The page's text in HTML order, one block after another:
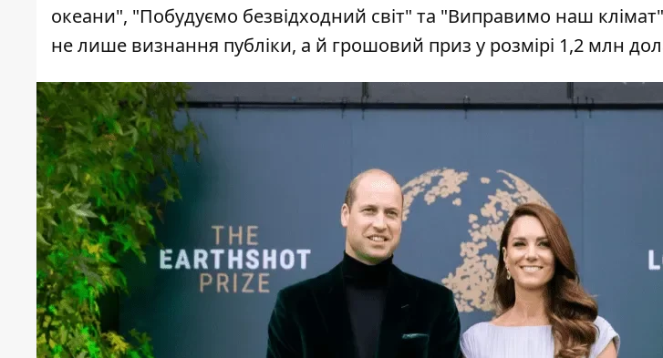
океани", "Побудуємо безвідходний світ" та "Виправимо наш
не лише визнання публіки, а й грошовий приз у розмірі 1,2 млн